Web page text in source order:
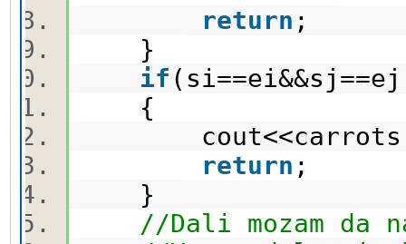
return ;
}
if
{
return ;
}
//Dali mozam da